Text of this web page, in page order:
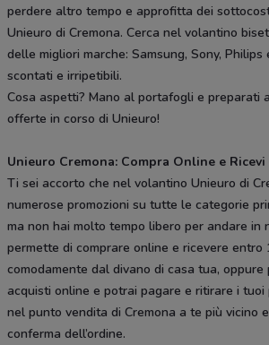
perdere altro tempo e approfitta dei
Unieuro di Cremona. Cerca nel volantino
delle migliori marche: Samsung, Sony,
scontati e irripetibili.
Cosa aspetti? Mano al portafogli e preparati
offerte in corso di Unieuro!
Unieuro Cremona: Compra Online e Ricevi
Ti sei accorto che nel volantino Unieuro di
numerose promozioni su tutte le categorie
ma non hai molto tempo libero per andare in
permette di comprare online e ricevere entro
comodamente dal divano di casa tua,
acquisti online e potrai pagare e ritirare i
nel punto vendita di Cremona a te più vicino
conferma dell’ordine.